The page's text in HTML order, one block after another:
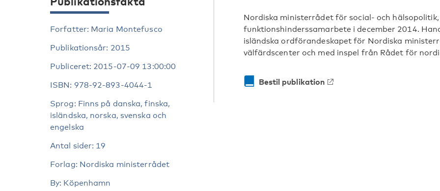
Nordiska ministerrådet för social- och
funktionshinderssamarbete i december 2014.
isländska ordförandeskapet för Nordiska
välfärdscenter och med inspel från Rådet för
Bestil publikation
Forfatter: Maria Montefusco
Publikationsår: 2015
Publiceret: 2015-07-09 13:00:00
ISBN: 978-92-893-4044-1
Sprog: Finns på danska, finska,
isländska, norska, svenska och
engelska
Antal sider: 19
Forlag: Nordiska ministerrådet
By: Köpenhamn